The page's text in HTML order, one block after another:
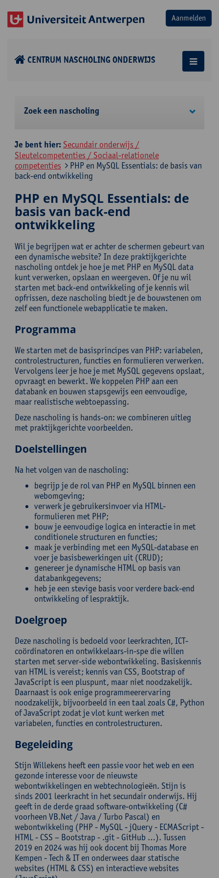
CENTRUM NASCHOLING ONDERWIJS
Zoek een nascholing
Je bent hier: Secundair onderwijs /
Sleutelcompetenties / Sociaal-relationele
competenties
PHP en MySQL Essentials: de basis van
back-end ontwikkeling
PHP en MySQL Essentials: de
basis van back-end
ontwikkeling
Wil je begrijpen wat er achter de schermen gebeurt van
een dynamische website? In deze praktijkgerichte
nascholing ontdek je hoe je met PHP en MySQL data
kunt verwerken, opslaan en weergeven. Of je nu wil
starten met back-end ontwikkeling of je kennis wil
opfrissen, deze nascholing biedt je de bouwstenen om
zelf een functionele webapplicatie te maken.
Programma
We starten met de basisprincipes van PHP: variabelen,
controle­structuren, functies en formulieren verwerken.
Vervolgens leer je hoe je met MySQL gegevens opslaat,
opvraagt en bewerkt. We koppelen PHP aan een
databank en bouwen stapsgewijs een eenvoudige,
maar realistische webtoepassing.
Deze nascholing is hands-on: we combineren uitleg
met praktijkgerichte voorbeelden.
Doelstellingen
Na het volgen van de nascholing:
begrijp je de rol van PHP en MySQL binnen een
webomgeving;
verwerk je gebruikersinvoer via HTML-
formulieren met PHP;
bouw je eenvoudige logica en interactie in met
conditionele structuren en functies;
maak je verbinding met een MySQL-database en
voer je basisbewerkingen uit (CRUD);
genereer je dynamische HTML op basis van
databankgegevens;
heb je een stevige basis voor verdere back-end
ontwikkeling of lespraktijk.
Doelgroep
Deze nascholing is bedoeld voor leerkrachten, ICT-
coördinatoren en ontwikkelaars-in-spe die willen
starten met server-side webontwikkeling. Basiskennis
van HTML is vereist; kennis van CSS, Bootstrap of
JavaScript is een pluspunt, maar niet noodzakelijk.
Daarnaast is ook enige programmeerervaring
noodzakelijk, bijvoorbeeld in een taal zoals C#, Python
of JavaScript zodat je vlot kunt werken met
variabelen, functies en controlestructuren.
Begeleiding
Stijn Willekens heeft een passie voor het web en een
gezonde interesse voor de nieuwste
webontwikkelingen en webtechnologieën. Stijn is
sinds 2001 leerkracht in het secundair onderwijs. Hij
geeft in de derde graad software-ontwikkeling (C#
voorheen VB.Net / Java / Turbo Pascal) en
webontwikkeling (PHP - MySQL - jQuery - ECMAScript -
HTML - CSS – Bootstrap - .git - GitHub …). Tussen
2019 en 2024 was hij ook docent bij Thomas More
Kempen - Tech & IT en onderwees daar statische
websites (HTML & CSS) en interactieve websites